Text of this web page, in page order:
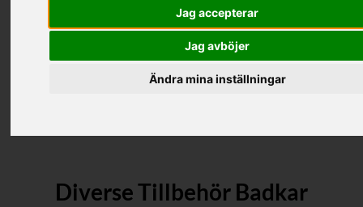
Jag accepterar
Jag avböjer
Ändra mina inställningar
Filter
Diverse Tillbehör Badkar